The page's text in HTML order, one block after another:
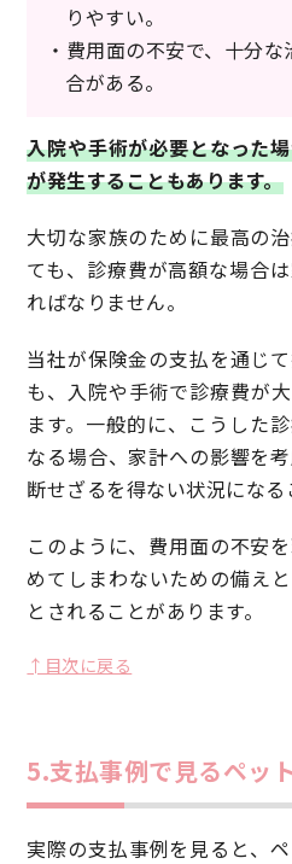
りやすい。
・費用面の不安で、十分
合がある。
入院や手術が必要となった
が発生することもあります。
大切な家族のために最高の
ても、診療費が高額な場合
ればなりません。
当社が保険金の支払を通じ
も、入院や手術で診療費が
ます。一般的に、こうした
なる場合、家計への影響を
断せざるを得ない状況になる
このように、費用面の不安
めてしまわないための備え
とされることがあります。
↑目次に戻る
5.支払事例で見るペッ
実際の支払事例を見ると、